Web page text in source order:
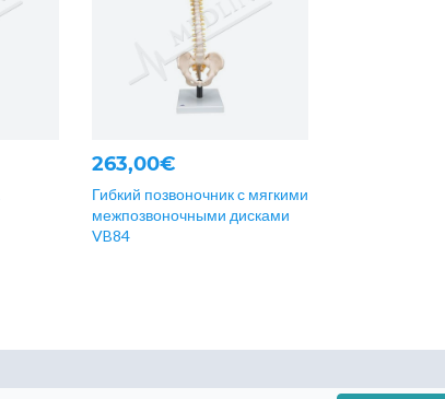
263,00€
Гибкий позвоночник с мягкими
межпозвоночными дисками
VB84